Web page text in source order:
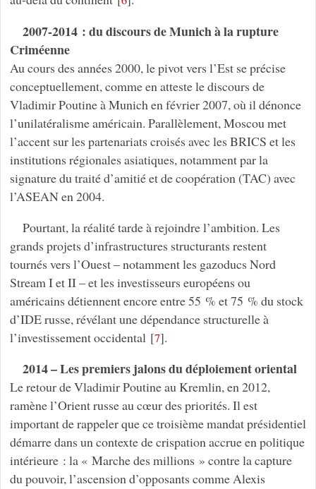
2007-2014 : du discours de Munich à la rupture
Criméenne
Au cours des années 2000, le pivot vers l’Est se précise
conceptuellement, comme en atteste le discours de
Vladimir Poutine à Munich en février 2007, où il dénonce
l’unilatéralisme américain. Parallèlement, Moscou met
l’accent sur les partenariats croisés avec les BRICS et les
institutions régionales asiatiques, notamment par la
signature du traité d’amitié et de coopération (TAC) avec
l’ASEAN en 2004.
Pourtant, la réalité tarde à rejoindre l’ambition. Les
grands projets d’infrastructures structurants restent
tournés vers l’Ouest – notamment les gazoducs Nord
Stream I et II – et les investisseurs européens ou
américains détiennent encore entre 55 % et 75 % du stock
d’IDE russe, révélant une dépendance structurelle à
l’investissement occidental [7].
2014 – Les premiers jalons du déploiement oriental
Le retour de Vladimir Poutine au Kremlin, en 2012,
ramène l’Orient russe au cœur des priorités. Il est
important de rappeler que ce troisième mandat présidentiel
démarre dans un contexte de crispation accrue en politique
intérieure : la « Marche des millions » contre la capture
du pouvoir, l’ascension d’opposants comme Alexis